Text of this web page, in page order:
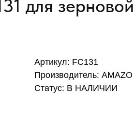
для
Артикул: FC131
Производитель:
Статус: В НАЛИЧИИ